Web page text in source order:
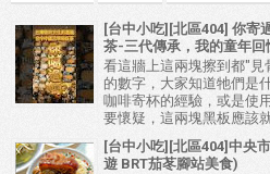
[台中小吃][北區404] 你寄
茶-三代傳承，我的童年
看這牆上這兩塊擦到都"
的數字，大家知道牠們是
咖啡寄杯的經驗，或是使
要懷疑，這兩塊黑板應該
[台中小吃][北區404]中央
遊 BRT茄苳腳站美食)